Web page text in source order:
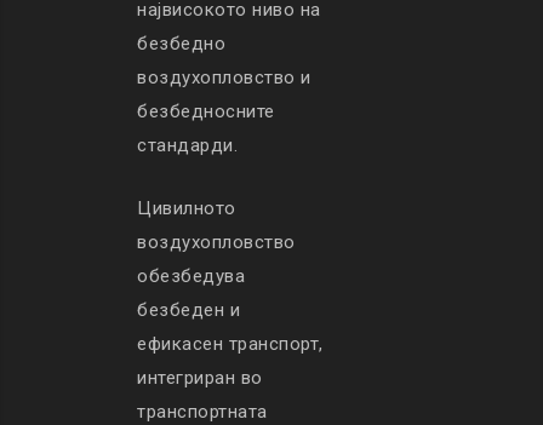
највисокото ниво на
безбедно
воздухопловство и
безбедносните
стандарди.
Цивилното
воздухопловство
обезбедува
безбеден и
ефикасен транспорт,
интегриран во
транспортната